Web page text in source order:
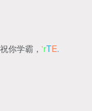
祝你学霸， g^N|